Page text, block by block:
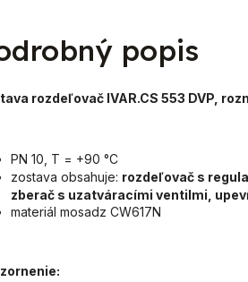
popis
rozdeľovač IVAR.CS 553 DVP,
PN 10, T = +90 °C
zostava obsahuje: rozdeľovač s
zberač s uzatváracími ventilmi,
materiál mosadz CW617N